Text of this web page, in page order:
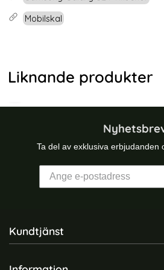
Mobilskal
Liknande produkter
Samsung Galaxy S23 Ultra
Samsung
Ta del av exklusiva erbjudanden
Sidfot Blandad info och
Kundtjänst